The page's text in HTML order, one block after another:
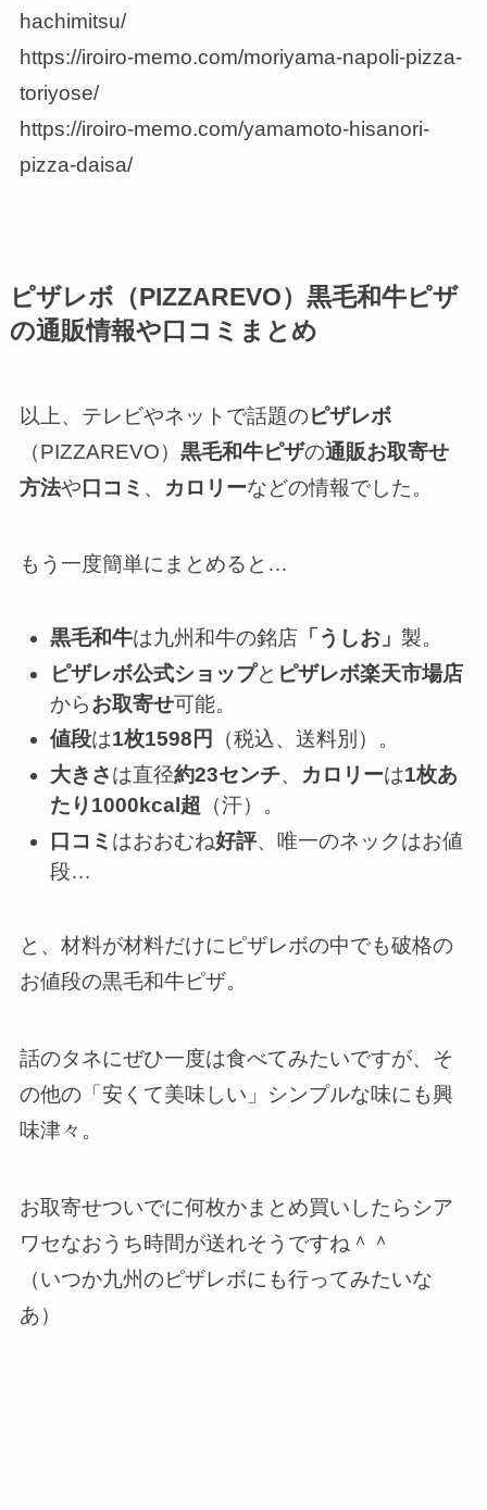
hachimitsu/
https://iroiro-memo.com/moriyama-napoli-pizza-
toriyose/
https://iroiro-memo.com/yamamoto-hisanori-
pizza-daisa/
ピザレボ（PIZZAREVO）黒毛和牛ピザ
の通販情報や口コミまとめ
以上、テレビやネットで話題のピザレボ
（PIZZAREVO） 黒毛和牛ピザの通販お取寄せ
方法や口コミ 、 カロリーなどの情報でした。
もう一度簡単にまとめると…
黒毛和牛は九州和牛の銘店 「うしお」製。
ピザレボ公式ショップと ピザレボ楽天市場店
からお取寄せ可能。
値段は1枚1598円
（税込、送料別）。
大きさは直径約23センチ、 カロリーは1枚あ
たり 1000kcal超 （汗）。
口コミ はおおむね好評、唯一のネックはお値
段…
と、材料が材料だけにピザレボの中でも破格の
お値段の黒毛和牛ピザ。
話のタネにぜひ一度は食べてみたいですが、そ
の他の「安くて美味しい」シンプルな味にも興
味津々。
お取寄せついでに何枚かまとめ買いしたらシア
ワセなおうち時間が送れそうですね＾＾
（いつか九州のピザレボにも行ってみたいな
あ）